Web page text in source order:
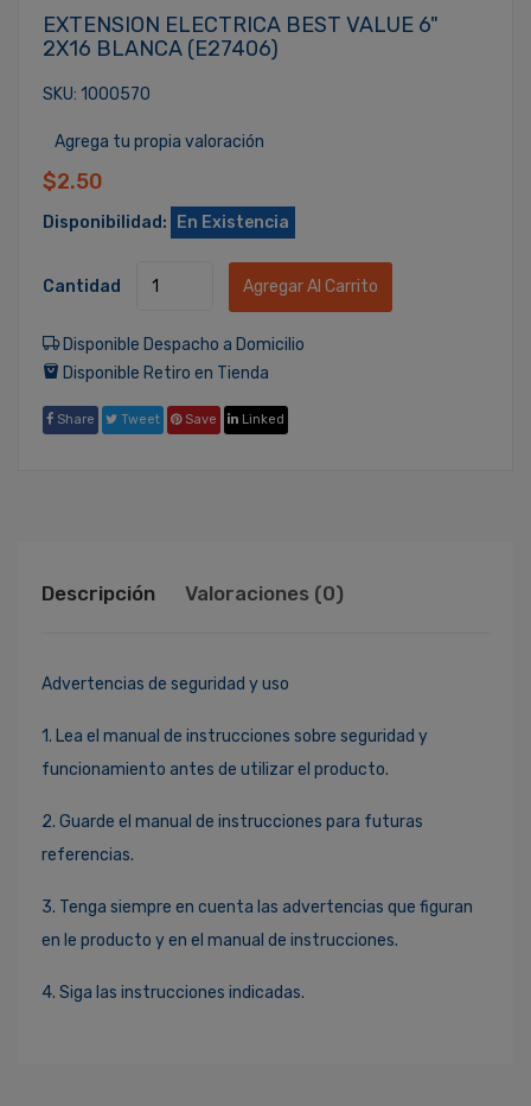
EXTENSION ELECTRICA BEST VALUE 6"
2X16 BLANCA (E27406)
SKU: 1000570
Agrega tu propia valoración
$2.50
Disponibilidad: En Existencia
Cantidad Agregar Al Carrito
Disponible Despacho a Domicilio
Disponible Retiro en Tienda
Share Tweet Save Linked
Descripción Valoraciones (0)
Advertencias de seguridad y uso
1. Lea el manual de instrucciones sobre seguridad y
funcionamiento antes de utilizar el producto.
2. Guarde el manual de instrucciones para futuras
referencias.
3. Tenga siempre en cuenta las advertencias que figuran
en le producto y en el manual de instrucciones.
4. Siga las instrucciones indicadas.